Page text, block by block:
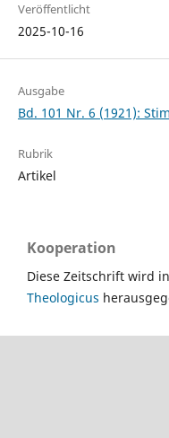
Veröffentlicht
2025-10-16
Ausgabe
Bd. 101 Nr. 6 (1921):
Rubrik
Artikel
Kooperation
Diese Zeitschrift wird
Theologicus